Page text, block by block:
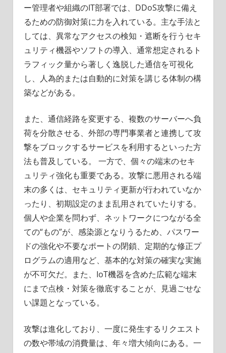
ー管理者や組織のIT部署では、DDoS攻撃に備え
るための防御対策に力を入れている。主な手法と
しては、異常なアクセスの検知・遮断を行うセキ
ュリティ機器やソフトの導入、通常想定されるト
ラフィック量から著しく逸脱した通信を可視化
し、人為的または自動的に対策を講じる体制の構
築などがある。
また、通信経路を変更する、複数のサーバーへ負
荷を分散させる、外部の専門事業者と連携して攻
撃をブロックするサービスを利用するといった方
法も普及している。 一方で、個々の端末のセキ
ュリティ強化も重要である。攻撃に悪用される端
末の多くは、セキュリティ更新が行われていなか
ったり、初期設定のまま乱用されていたりする。
個人や企業を問わず、ネットワークにつながる全
ての“もの”が、感染源となりうるため、パスワー
ドの強化や不要なポートの閉鎖、定期的な修正プ
ログラムの適用など、基本的な対策の確実な実施
が不可欠だ。また、IoT機器を含めた広範な端末
にまで点検・対策を徹底することが、見過ごせな
い課題となっている。
攻撃は進化しており、一度に発生するリクエスト
の数や帯域の消費量は、年々増大傾向にある。一